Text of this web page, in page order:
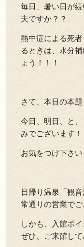
毎日、暑い日が
夫ですか？？
熱中症による死
るときは、水分
ょう！！！
さて、本日の本題
今日、明日、と
みでございます！
お気をつけ下さい
日帰り温泉「観
常通りの営業でご
しかも、入館ポ
ぜひ、ご来館し